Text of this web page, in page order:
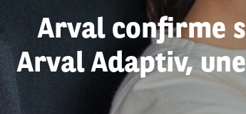
Arval confirme
Arval Adaptiv,